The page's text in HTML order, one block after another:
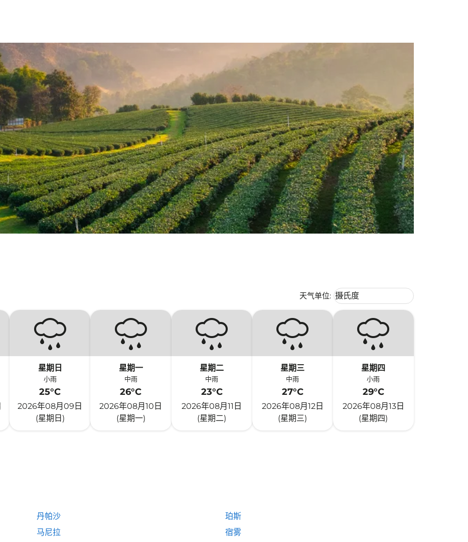
天气单位: Weather unit option 摄氏度
摄氏度
keyboard_arrow_down
星期日
小雨
25°C
2026年08月09日
(星期日)
星期一
中雨
26°C
2026年08月10日
(星期一)
星期二
中雨
23°C
2026年08月11日
(星期二)
星期三
中雨
27°C
2026年08月12日
(星期三)
星期四
小雨
29°C
2026年08月13日
(星期四)
丹帕沙
珀斯
马尼拉
宿雾